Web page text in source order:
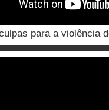
para a violência